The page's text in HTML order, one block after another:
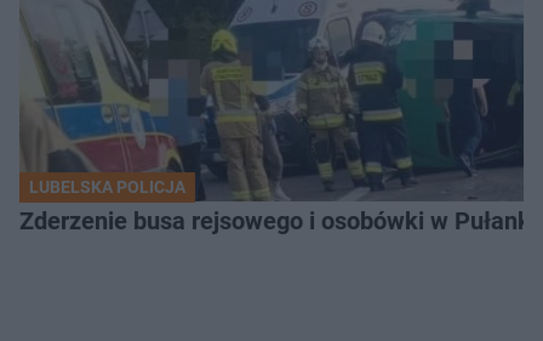
LUBELSKA POLICJA
Zderzenie busa rejsowego i osobówki w